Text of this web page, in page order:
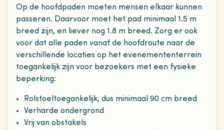
Op de hoofdpaden moeten mensen elkaar kunnen
passeren. Daarvoor moet het pad minimaal 1.5 m
breed zijn, en liever nog 1.8 m breed. Zorg er ook
voor dat alle paden vanaf de hoofdroute naar de
verschillende locaties op het evenemententerrein
toegankelijk zijn voor bezoekers met een fysieke
beperking:
Rolstoeltoegankelijk, dus minimaal 90 cm breed
Verharde ondergrond
Vrij van obstakels